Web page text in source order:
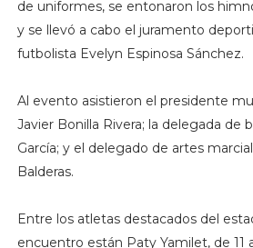
de uniformes, se entonaron los
y se llevó a cabo el juramento
futbolista Evelyn Espinosa Sánchez.
Al evento asistieron el presidente
Javier Bonilla Rivera; la delegada de
García; y el delegado de artes
Balderas.
Entre los atletas destacados del
encuentro están Paty Yamilet, de 11